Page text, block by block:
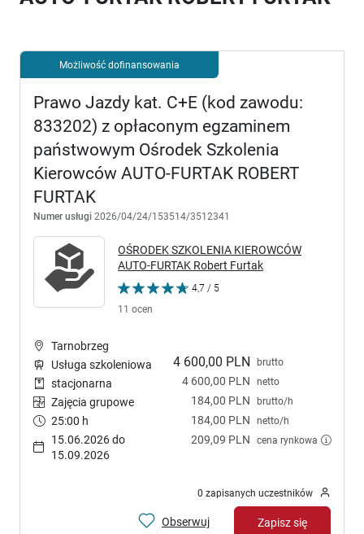
Możliwość dofinansowania
Prawo Jazdy kat. C+E (kod zawodu:
833202) z opłaconym egzaminem
państwowym Ośrodek Szkolenia
Kierowców AUTO-FURTAK ROBERT
FURTAK
Numer usługi 2026/04/24/153514/3512341
OŚRODEK SZKOLENIA KIEROWCÓW
AUTO-FURTAK Robert Furtak
4,7 / 5
11 ocen
4 600,00 PLN brutto
4 600,00 PLN netto
184,00 PLN brutto/h
184,00 PLN netto/h
209,09 PLN cena rynkowa
Tarnobrzeg
Usługa szkoleniowa
stacjonarna
Zajęcia grupowe
25:00 h
15.06.2026 do
15.09.2026
0 zapisanych uczestników
Obserwuj Zapisz się